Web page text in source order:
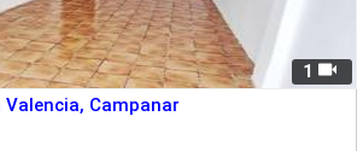
1
Valencia, Campanar